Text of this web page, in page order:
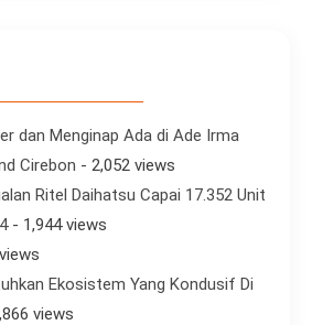
dan Menginap Ada di Ade Irma
Cirebon - 2,052 views
Ritel Daihatsu Capai 17.352 Unit
- 1,944 views
Ekosistem Yang Kondusif Di
views